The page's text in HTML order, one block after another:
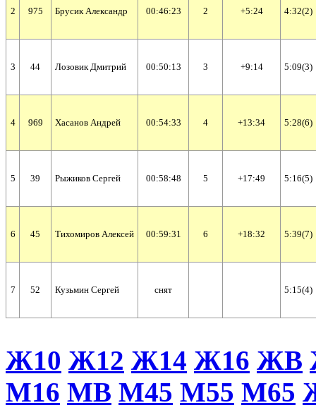
2 975 Брусик Александр 00:46:23 2 +5:24 4:32(2)
3 44 Лозовик Дмитрий 00:50:13 3 +9:14 5:09(3)
4 969 Хасанов Андрей 00:54:33 4 +13:34 5:28(6)
5 39 Рыжиков Сергей 00:58:48 5 +17:49 5:16(5)
6 45 Тихомиров Алексей 00:59:31 6 +18:32 5:39(7)
7 52 Кузьмин Сергей cнят 5:15(4)
Ж10 Ж12 Ж14 Ж16 ЖВ
М16 МВ М45 М55 М65